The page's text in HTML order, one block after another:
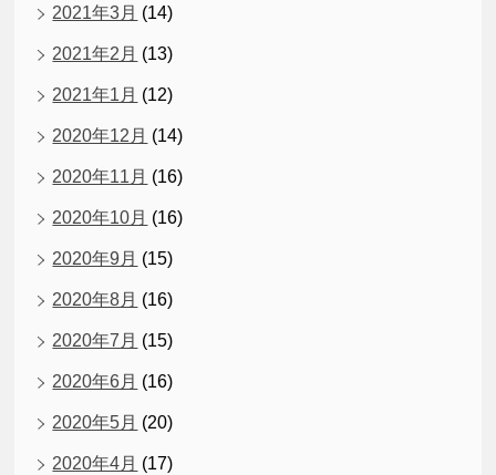
2021年3月 (14)
2021年2月 (13)
2021年1月 (12)
2020年12月 (14)
2020年11月 (16)
2020年10月 (16)
2020年9月 (15)
2020年8月 (16)
2020年7月 (15)
2020年6月 (16)
2020年5月 (20)
2020年4月 (17)